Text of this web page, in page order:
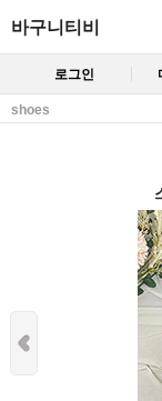
바구니티비
로그인
shoes